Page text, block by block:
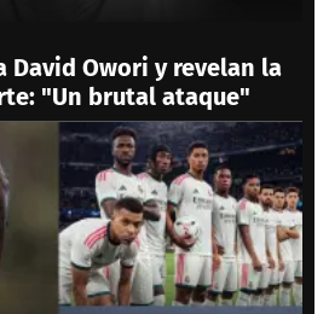
David Owori y revelan la
"Un brutal ataque"